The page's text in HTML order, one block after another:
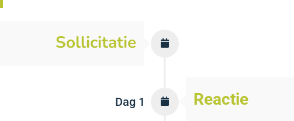
Sollicitatie
Reactie
Dag 1